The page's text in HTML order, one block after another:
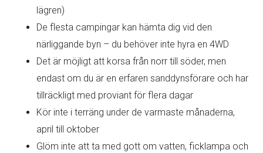
lägren)
De flesta campingar kan hämta dig vid den
närliggande byn – du behöver inte hyra en 4WD
Det är möjligt att korsa från norr till söder, men
endast om du är en erfaren sanddynsförare och har
tillräckligt med proviant för flera dagar
Kör inte i terräng under de varmaste månaderna,
april till oktober
Glöm inte att ta med gott om vatten, ficklampa och